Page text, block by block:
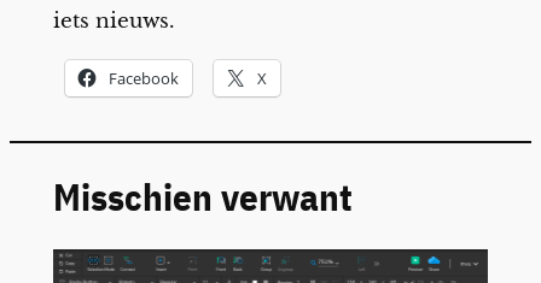
iets nieuws.
Facebook X
Misschien verwant